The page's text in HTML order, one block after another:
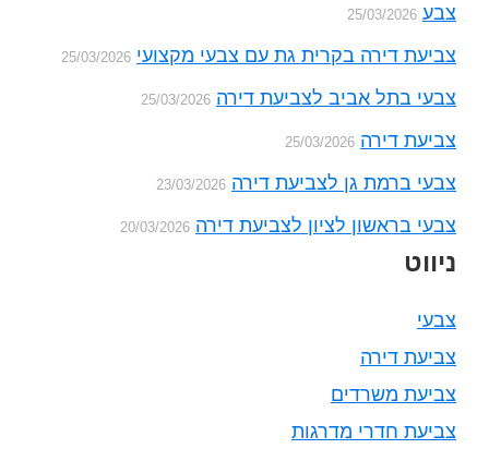
צבע 25/03/2026
צביעת דירה בקרית גת עם צבעי מקצועי 25/03/2026
צבעי בתל אביב לצביעת דירה 25/03/2026
צביעת דירה 25/03/2026
צבעי ברמת גן לצביעת דירה 23/03/2026
צבעי בראשון לציון לצביעת דירה 20/03/2026
ניווט
צבעי
צביעת דירה
צביעת משרדים
צביעת חדרי מדרגות